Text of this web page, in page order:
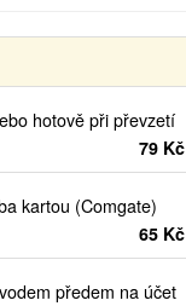
hotově při převzetí
79 Kč
kartou (Comgate)
65 Kč
předem na účet